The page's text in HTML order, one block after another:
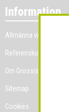
Information
Allmänna villkor
Referenskunder
Om Grossist.se
Sitemap
Cookies